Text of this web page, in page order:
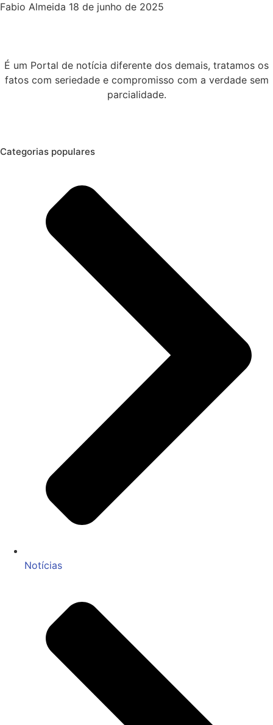
Fabio Almeida 18 de junho de 2025
É um Portal de notícia diferente dos demais, tratamos os
fatos com seriedade e compromisso com a verdade sem
parcialidade.
Categorias populares
Notícias